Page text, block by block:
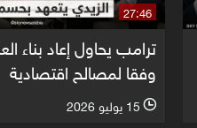
27:46
ترامب يحاول إعاد بناء
وفقا لمصالح اقتصادية
l 15 يوليو 2026